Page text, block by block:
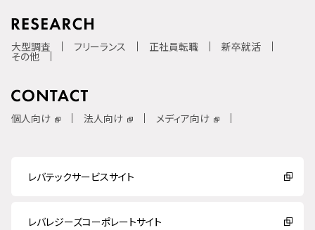
大型調査 フリーランス 正社員転職 新卒就活
その他
個人向け 法人向け メディア向け
レバテックサービスサイト
レバレジーズコーポレートサイト